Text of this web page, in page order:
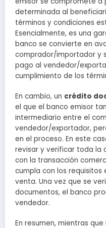
determinada al
términos y condiciones
Esencialmente, es una
banco se convierte en
comprador/importador y
pago al vendedor/
cumplimiento de los
En cambio, un crédito
el que el banco emisor
intermediario entre el
vendedor/exportador,
en el proceso. En este
revisar y verificar toda la
con la transacción
cumpla con los
venta. Una vez que se
documentos, el banco
vendedor.
En resumen, mientras